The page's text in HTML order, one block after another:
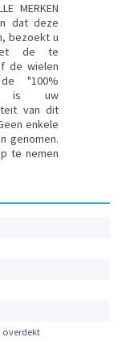
MERKEN
dat deze
bezoekt u
de te
de wielen
"100%
is uw
van dit
enkele
genomen.
te nemen
overdekt